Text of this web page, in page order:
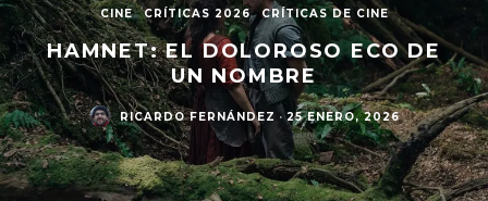
CINE CRÍTICAS 2026 CRÍTICAS DE CINE
HAMNET: EL DOLOROSO ECO DE
UN NOMBRE
RICARDO FERNÁNDEZ · 25 ENERO, 2026